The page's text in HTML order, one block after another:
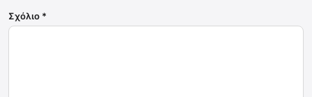
Σχόλιο *